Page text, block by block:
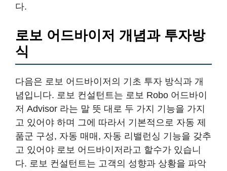
다.
로보 어드바이저 개념과 투자방
식
다음은 로보 어드바이저의 기초 투자 방식과 개
념입니다. 로보 컨설턴트는 로보 Robo 어드바이
저 Advisor 라는 말 뜻 대로 두 가지 기능을 가지
고 있어야 하며 그에 따라서 기본적으로 자동 제
품군 구성, 자동 매매, 자동 리밸런싱 기능을 갖추
고 있어야 로보 어드바이저라고 할수가 있습니
다. 로보 컨설턴트는 고객의 성향과 상황을 파악